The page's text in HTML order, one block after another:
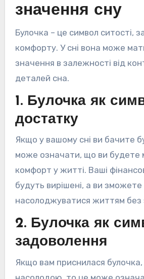
значення сну
Булочка – це символ ситості,
комфорту. У сні вона може
значення в залежності від
деталей сна.
1. Булочка як
достатку
Якщо у вашому сні ви бачите
може означати, що ви будете
комфорт у житті. Ваші
будуть вирішені, а ви зможете
насолоджуватися життям без
2. Булочка як
задоволення
Якщо вам приснилася булочка,